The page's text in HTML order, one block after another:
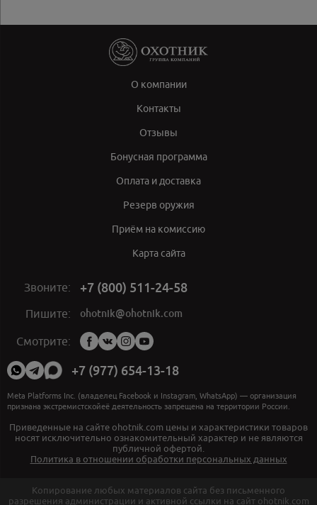
О компании
Контакты
Отзывы
Бонусная программа
Оплата и доставка
Резерв оружия
Приём на комиссию
Карта сайта
Звоните: +7 (800) 511-24-58
Пишите: ohotnik@ohotnik.com
Смотрите:
Мы
в
социальных
сетях:
+7 (977) 654-13-18
Meta Platforms Inc. (владелец Facebook и Instagram, WhatsApp) — организация
признана экстремистскойеё деятельность запрещена на территории России.
Приведенные на сайте ohotnik.com цены и характеристики товаров
носят исключительно ознакомительный характер и не являются
публичной офертой.
Политика в отношении обработки персональных данных
Копирование любых материалов сайта без письменного
разрешения администрации и активной ссылки на сайт ohotnik.com